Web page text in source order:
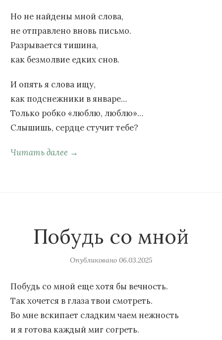
Но не найдены мной слова,
не отправлено вновь письмо.
Разрывается тишина,
как безмолвие едких снов.
И опять я слова ищу,
как подснежники в январе…
Только робко «люблю, люблю»…
Слышишь, сердце стучит тебе?
Читать далее →
Побудь со мной
Опубликовано 06.03.2025
Побудь со мной еще хотя бы вечность.
Так хочется в глаза твои смотреть.
Во мне вскипает сладким чаем нежность
и я готова каждый миг согреть.